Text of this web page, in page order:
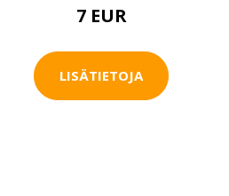
7 EUR
LISÄTIETOJA